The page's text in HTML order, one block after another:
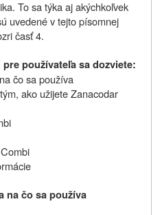
To sa týka aj akýchkoľvek
uvedené v tejto písomnej
časť 4.
používateľa sa dozviete:
čo sa používa
ako užijete Zanacodar
na čo sa používa